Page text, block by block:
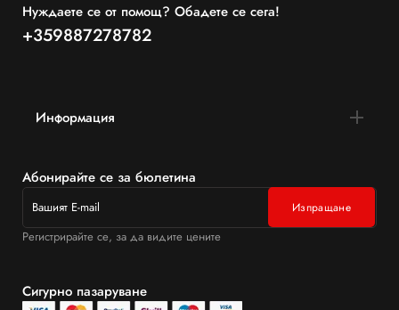
Нуждаете се от помощ? Обадете се сега!
+359887278782
Информация
Абонирайте се за бюлетина
Регистрирайте се, за да видите цените
Сигурно пазаруване